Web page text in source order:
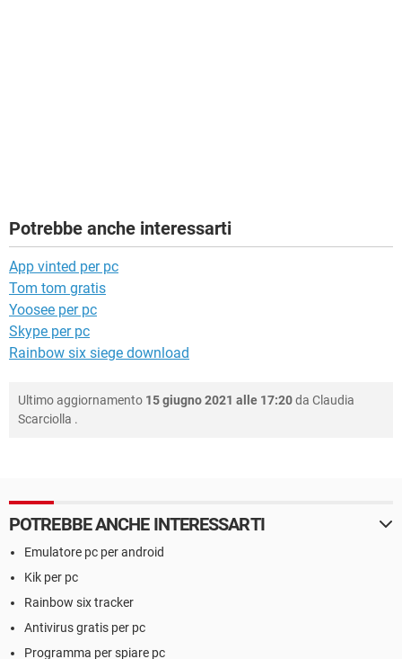
Potrebbe anche interessarti
App vinted per pc
Tom tom gratis
Yoosee per pc
Skype per pc
Rainbow six siege download
Ultimo aggiornamento 15 giugno 2021 alle 17:20da Claudia
Scarciolla .
POTREBBE ANCHE INTERESSARTI
Emulatore pc per android
Kik per pc
Rainbow six tracker
Antivirus gratis per pc
Programma per spiare pc